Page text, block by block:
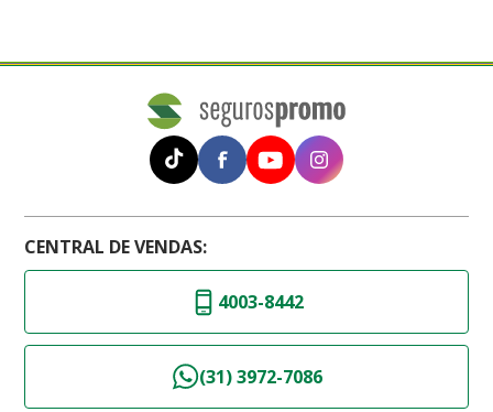
CENTRAL DE VENDAS:
4003-8442
(31) 3972-7086